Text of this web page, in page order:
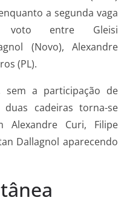
a segunda vaga
entre Gleisi
(Novo), Alexandre
(PL).
sem a participação de
cadeiras torna-se
Alexandre Curi, Filipe
Dallagnol aparecendo